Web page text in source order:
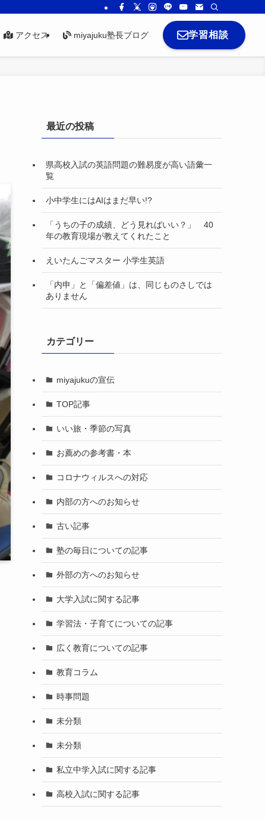
アクセス miyajuku塾長ブログ 学習相談
最近の投稿
県高校入試の英語問題の難易度が高い語彙一
覧
小中学生にはAIはまだ早い!?
「うちの子の成績、どう見ればいい？」 40
年の教育現場が教えてくれたこと
えいたんごマスター 小学生英語
「内申」と「偏差値」は、同じものさしでは
ありません
カテゴリー
miyajukuの宣伝
TOP記事
いい旅・季節の写真
お薦めの参考書・本
コロナウィルスへの対応
内部の方へのお知らせ
古い記事
塾の毎日についての記事
外部の方へのお知らせ
大学入試に関する記事
学習法・子育てについての記事
広く教育についての記事
教育コラム
時事問題
未分類
未分類
私立中学入試に関する記事
高校入試に関する記事